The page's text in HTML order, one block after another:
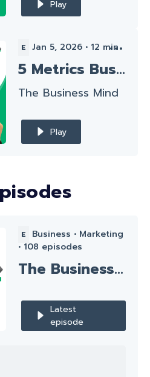
Play
E Jan 5, 2026 • 12 min
5 Metrics Businesses Should Use to Measure Success In 2026 l The Business Mind Ep.76
The Business Mind
Play
E Business • Marketing
• 108 episodes
The Business Mind
Latest
episode